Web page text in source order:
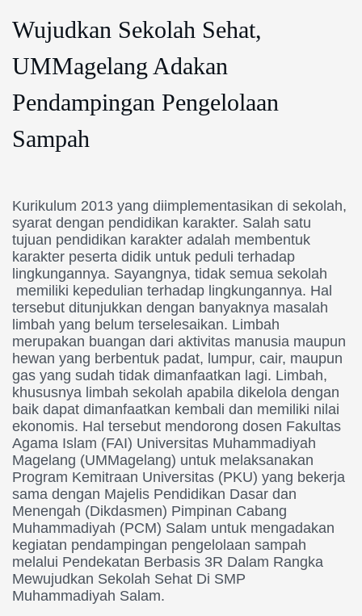
Wujudkan Sekolah Sehat,
UMMagelang Adakan
Pendampingan Pengelolaan
Sampah
Kurikulum 2013 yang diimplementasikan di sekolah,
syarat dengan pendidikan karakter. Salah satu
tujuan pendidikan karakter adalah membentuk
karakter peserta didik untuk peduli terhadap
lingkungannya. Sayangnya, tidak semua sekolah
memiliki kepedulian terhadap lingkungannya. Hal
tersebut ditunjukkan dengan banyaknya masalah
limbah yang belum terselesaikan. Limbah
merupakan buangan dari aktivitas manusia maupun
hewan yang berbentuk padat, lumpur, cair, maupun
gas yang sudah tidak dimanfaatkan lagi. Limbah,
khususnya limbah sekolah apabila dikelola dengan
baik dapat dimanfaatkan kembali dan memiliki nilai
ekonomis. Hal tersebut mendorong dosen Fakultas
Agama Islam (FAI) Universitas Muhammadiyah
Magelang (UMMagelang) untuk melaksanakan
Program Kemitraan Universitas (PKU) yang bekerja
sama dengan Majelis Pendidikan Dasar dan
Menengah (Dikdasmen) Pimpinan Cabang
Muhammadiyah (PCM) Salam untuk mengadakan
kegiatan pendampingan pengelolaan sampah
melalui Pendekatan Berbasis 3R Dalam Rangka
Mewujudkan Sekolah Sehat Di SMP
Muhammadiyah Salam.